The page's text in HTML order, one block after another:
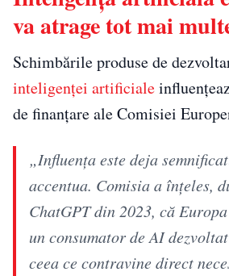
va atrage tot mai
Schimbările produse de
inteligenței artificiale
de finanțare ale Comisiei
„Influența este deja
accentua. Comisia a înțeles,
ChatGPT din 2023, că
un consumator de AI
ceea ce contravine direct